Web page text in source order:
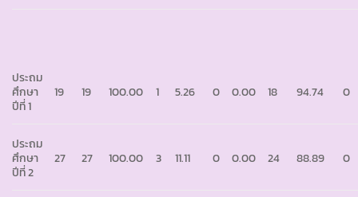
ประถม
ศึกษา
ปีที่ 1
19 19 100.00 1 5.26 0 0.00 18 94.74 0
ประถม
ศึกษา
ปีที่ 2
27 27 100.00 3 11.11 0 0.00 24 88.89 0